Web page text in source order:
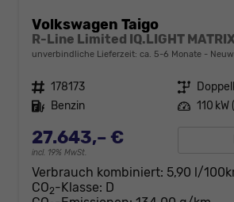
Volkswagen Taigo
unverbindliche Lieferzeit: ca. 5-6 Monate
Fahrzeugnr. 178173 Getriebe
Kraftstoff Benzin Leistung 110 kW
27.643,– €
incl. 19% MwSt.
Verbrauch kombiniert: 5,90 l/
CO2-Klasse: D